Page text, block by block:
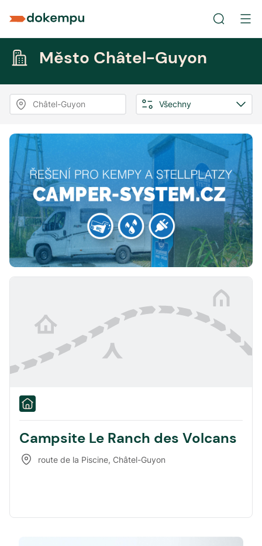
Město Châtel-Guyon
Châtel-Guyon Všechny
Campsite Le Ranch des Volcans
route de la Piscine, Châtel-Guyon